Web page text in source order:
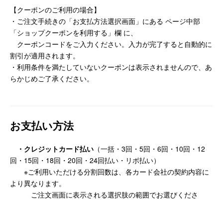
【クーポンのご利用の場合】
・ご注文手続きの「お支払方法選択画面」にある ページ中部
「ショップクーポンを利用する」欄 に、
クーポンコードをご入力ください。入力が完了すると自動的に
割引が適用されます。
・利用条件を満たしていないクーポンは表示されませんので、あ
らかじめご了承ください。
お支払い方法
・クレジットカード払い （一括・3回・5回・6回・10回・12
回・15回・18回・20回・24回払い・リボ払い）
※ご利用いただける分割回数は、各カード会社の契約内容に
より異なります。
ご注文画面に表示される選択肢の範囲でお選びくださ